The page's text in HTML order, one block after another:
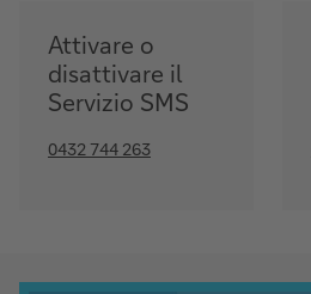
Attivare o
disattivare il
Servizio SMS
0432 744 263